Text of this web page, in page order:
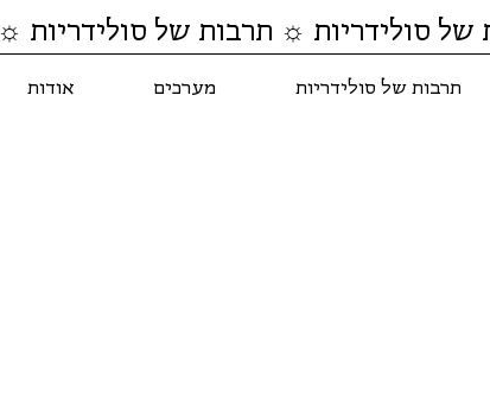
תרבות של סולידריות מערכים אודות
סולידריות ☼ תרבות של